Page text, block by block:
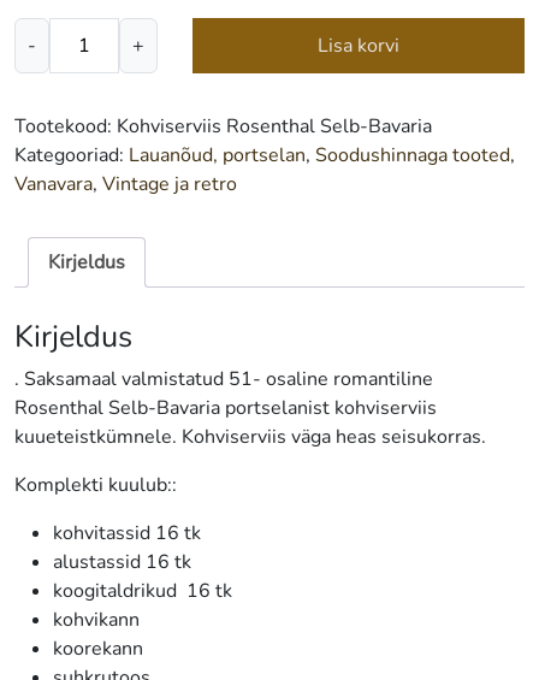
-
Kohviserviis
Rosenthal
Bavaria
kogus
+ Lisa korvi
Tootekood: Kohviserviis Rosenthal Selb-Bavaria
Kategooriad: Lauanõud, portselan, Soodushinnaga tooted,
Vanavara, Vintage ja retro
Kirjeldus
Kirjeldus
. Saksamaal valmistatud 51- osaline romantiline
Rosenthal Selb-Bavaria portselanist kohviserviis
kuueteistkümnele. Kohviserviis väga heas seisukorras.
Komplekti kuulub::
kohvitassid 16 tk
alustassid 16 tk
koogitaldrikud 16 tk
kohvikann
koorekann